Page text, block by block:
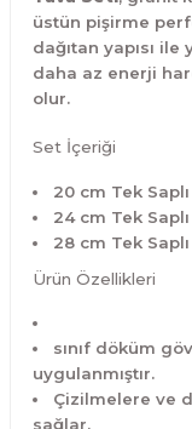
üstün pişirme
dağıtan yapısı
daha az enerji
olur.
Set İçeriği
20 cm Tek
24 cm Tek
28 cm Tek
Ürün Özellikleri
sınıf döküm
uygulanmıştır.
Çizilmelere ve
sağlar.